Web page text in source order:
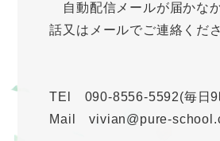
自動配信メールが届かな
話又はメールでご連絡くださ
TEl 090-8556-5592(毎日9
Mail vivian@pure-